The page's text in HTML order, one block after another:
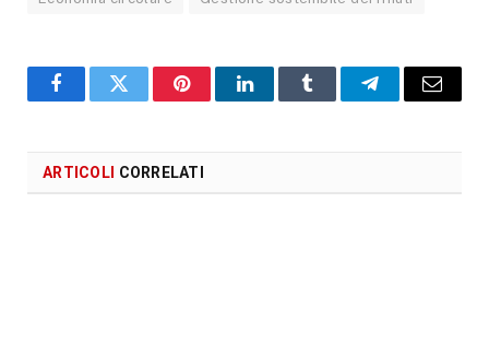
Facebook
X PinterestLinkedInTumblr TelegramEmail
ARTICOLI CORRELATI